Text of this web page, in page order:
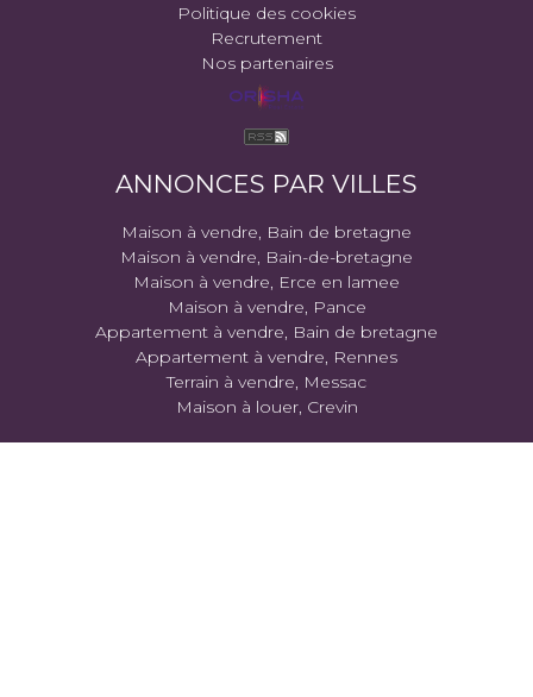
Politique des cookies
Recrutement
Nos partenaires
ANNONCES PAR VILLES
Maison à vendre, Bain de bretagne
Maison à vendre, Bain-de-bretagne
Maison à vendre, Erce en lamee
Maison à vendre, Pance
Appartement à vendre, Bain de bretagne
Appartement à vendre, Rennes
Terrain à vendre, Messac
Maison à louer, Crevin